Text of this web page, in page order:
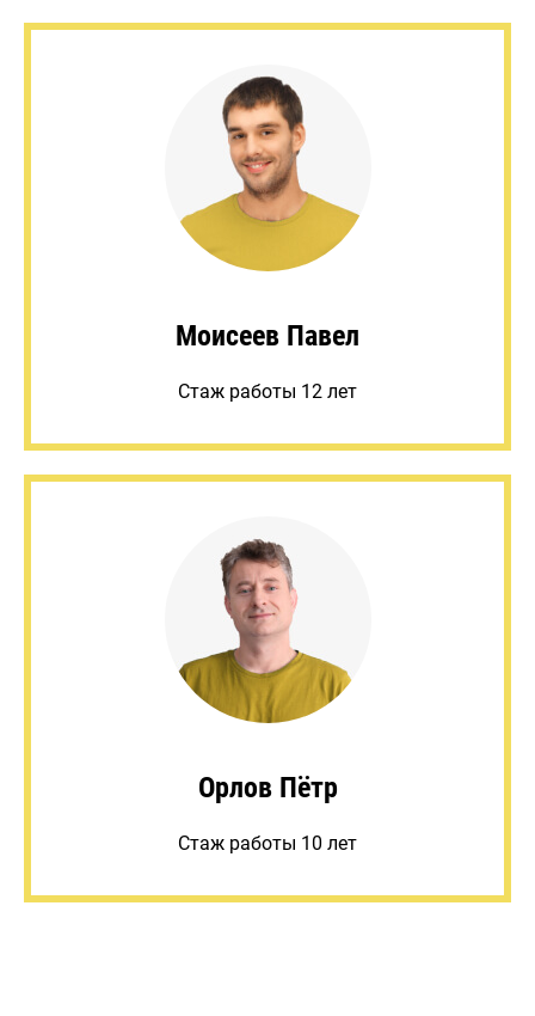
Моисеев Павел
Стаж работы 12 лет
Орлов Пётр
Стаж работы 10 лет